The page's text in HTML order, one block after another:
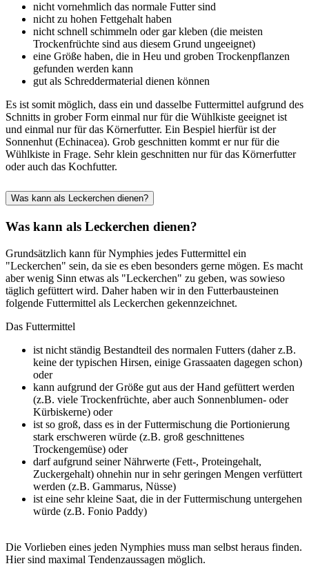
nicht vornehmlich das normale Futter sind
nicht zu hohen Fettgehalt haben
nicht schnell schimmeln oder gar kleben (die meisten
Trockenfrüchte sind aus diesem Grund ungeeignet)
eine Größe haben, die in Heu und groben Trockenpflanzen
gefunden werden kann
gut als Schreddermaterial dienen können
Es ist somit möglich, dass ein und dasselbe Futtermittel aufgrund des
Schnitts in grober Form einmal nur für die Wühlkiste geeignet ist
und einmal nur für das Körnerfutter. Ein Bespiel hierfür ist der
Sonnenhut (Echinacea). Grob geschnitten kommt er nur für die
Wühlkiste in Frage. Sehr klein geschnitten nur für das Körnerfutter
oder auch das Kochfutter.
Was kann als Leckerchen dienen?
Was kann als Leckerchen dienen?
Grundsätzlich kann für Nymphies jedes Futtermittel ein
"Leckerchen" sein, da sie es eben besonders gerne mögen. Es macht
aber wenig Sinn etwas als "Leckerchen" zu geben, was sowieso
täglich gefüttert wird. Daher haben wir in den Futterbausteinen
folgende Futtermittel als Leckerchen gekennzeichnet.
Das Futtermittel
ist nicht ständig Bestandteil des normalen Futters (daher z.B.
keine der typischen Hirsen, einige Grassaaten dagegen schon)
oder
kann aufgrund der Größe gut aus der Hand gefüttert werden
(z.B. viele Trockenfrüchte, aber auch Sonnenblumen- oder
Kürbiskerne) oder
ist so groß, dass es in der Futtermischung die Portionierung
stark erschweren würde (z.B. groß geschnittenes
Trockengemüse) oder
darf aufgrund seiner Nährwerte (Fett-, Proteingehalt,
Zuckergehalt) ohnehin nur in sehr geringen Mengen verfüttert
werden (z.B. Gammarus, Nüsse)
ist eine sehr kleine Saat, die in der Futtermischung untergehen
würde (z.B. Fonio Paddy)
Die Vorlieben eines jeden Nymphies muss man selbst heraus finden.
Hier sind maximal Tendenzaussagen möglich.